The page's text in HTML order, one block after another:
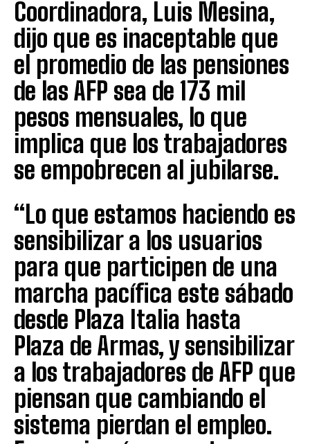
Coordinadora, Luis Mesina,
dijo que es inaceptable que
el promedio de las pensiones
de las AFP sea de 173 mil
pesos mensuales, lo que
implica que los trabajadores
se empobrecen al jubilarse.
“Lo que estamos haciendo es
sensibilizar a los usuarios
para que participen de una
marcha pacífica este sábado
desde Plaza Italia hasta
Plaza de Armas, y sensibilizar
a los trabajadores de AFP que
piensan que cambiando el
sistema pierdan el empleo.